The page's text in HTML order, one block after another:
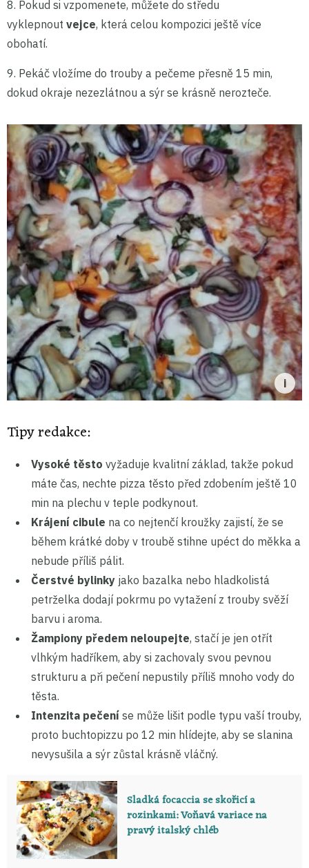
8. Pokud si vzpomenete, můžete do středu
vyklepnout vejce, která celou kompozici ještě více
obohatí.
9. Pekáč vložíme do trouby a pečeme přesně 15 min,
dokud okraje nezezlátnou a sýr se krásně nerozteče.
Tipy redakce:
Vysoké těsto vyžaduje kvalitní základ, takže pokud
máte čas, nechte pizza těsto před zdobením ještě 10
min na plechu v teple podkynout.
Krájení cibule na co nejtenčí kroužky zajistí, že se
během krátké doby v troubě stihne upéct do měkka a
nebude příliš pálit.
Čerstvé bylinky jako bazalka nebo hladkolistá
petrželka dodají pokrmu po vytažení z trouby svěží
barvu i aroma.
Žampiony předem neloupejte, stačí je jen otřít
vlhkým hadříkem, aby si zachovaly svou pevnou
strukturu a při pečení nepustily příliš mnoho vody do
těsta.
Intenzita pečení se může lišit podle typu vaší trouby,
proto buchtopizzu po 12 min hlídejte, aby se slanina
nevysušila a sýr zůstal krásně vláčný.
Sladká focaccia se skořicí a
rozinkami: Voňavá variace na
pravý italský chléb